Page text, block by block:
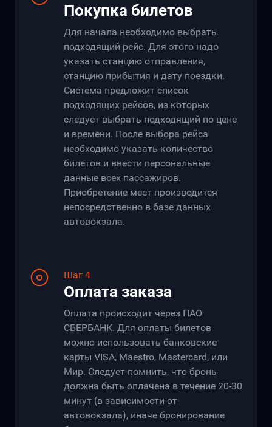
Покупка билетов
Для начала необходимо выбрать
подходящий рейс. Для этого надо
указать станцию отправления,
станцию прибытия и дату поездки.
Система предложит список
подходящих рейсов, из которых
следует выбрать подходящий по цене
и времени. После выбора рейса
необходимо указать количество
билетов и ввести персональные
данные всех пассажиров.
Приобретение мест производится
непосредственно в базе данных
автовокзала.
Шаг 4
Оплата заказа
Оплата происходит через ПАО
СБЕРБАНК. Для оплаты билетов
можно использовать банковские
карты VISA, Maestro, Mastercard, или
Мир. Следует помнить, что бронь
должна быть оплачена в течение 20-30
минут (в зависимости от
автовокзала), иначе бронирование